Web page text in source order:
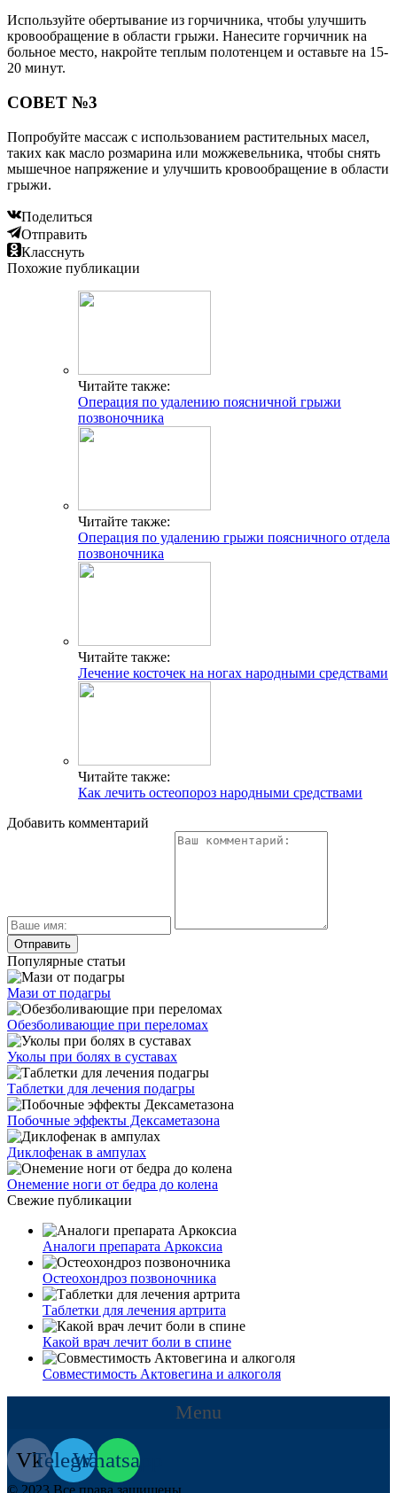
Используйте обертывание из горчичника, чтобы улучшить
кровообращение в области грыжи. Нанесите горчичник на
больное место, накройте теплым полотенцем и оставьте на 15-
20 минут.
СОВЕТ №3
Попробуйте массаж с использованием растительных масел,
таких как масло розмарина или можжевельника, чтобы снять
мышечное напряжение и улучшить кровообращение в области
грыжи.
Поделиться
Отправить
Класснуть
Похожие публикации
Читайте также:
Операция по удалению поясничной грыжи
позвоночника
Читайте также:
Операция по удалению грыжи поясничного отдела
позвоночника
Читайте также:
Лечение косточек на ногах народными средствами
Читайте также:
Как лечить остеопороз народными средствами
Добавить комментарий
Популярные статьи
Мази от подагры
Обезболивающие при переломах
Уколы при болях в суставах
Таблетки для лечения подагры
Побочные эффекты Дексаметазона
Диклофенак в ампулах
Онемение ноги от бедра до колена
Свежие публикации
Аналоги препарата Аркоксиа
Остеохондроз позвоночника
Таблетки для лечения артрита
Какой врач лечит боли в спине
Совместимость Актовегина и алкоголя
Menu
VkTelegram
Whatsapp
© 2023 Все права защищены